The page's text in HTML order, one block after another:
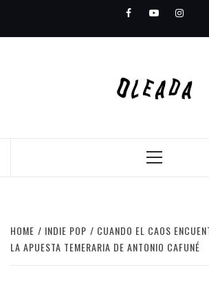
content
FacebookYoutubeInstagram
Primary
HOME INDIE POP
CUANDO EL CAOS
LA APUESTA TEMERARIA DE ANTONIO CAFUNÉ